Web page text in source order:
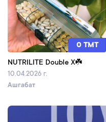
0 TMT
NUTRILITE Double X☘️
10.04.2026 г.
Ашгабат